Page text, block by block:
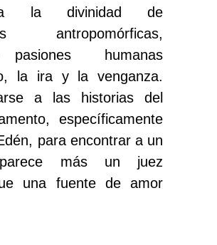
a la divinidad de
antropomórficas,
pasiones  humanas
la ira y la venganza.
a las historias del
específicamente
para encontrar a un
más un juez
una fuente de amor